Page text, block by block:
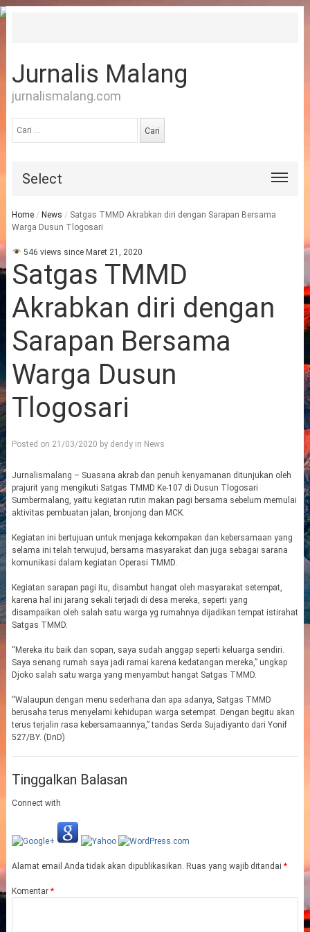
Jurnalis Malang
jurnalismalang.com
untuk:
Select
Home / News / Satgas TMMD Akrabkan diri dengan Sarapan Bersama
Warga Dusun Tlogosari
546 views since Maret 21, 2020
Satgas TMMD
Akrabkan diri dengan
Sarapan Bersama
Warga Dusun
Tlogosari
Posted on 21/03/2020 by dendyin News
Jurnalismalang – Suasana akrab dan penuh kenyamanan ditunjukan oleh
prajurit yang mengikuti Satgas TMMD Ke-107 di Dusun Tlogosari
Sumbermalang, yaitu kegiatan rutin makan pagi bersama sebelum memulai
aktivitas pembuatan jalan, bronjong dan MCK.
Kegiatan ini bertujuan untuk menjaga kekompakan dan kebersamaan yang
selama ini telah terwujud, bersama masyarakat dan juga sebagai sarana
komunikasi dalam kegiatan Operasi TMMD.
Kegiatan sarapan pagi itu, disambut hangat oleh masyarakat setempat,
karena hal ini jarang sekali terjadi di desa mereka, seperti yang
disampaikan oleh salah satu warga yg rumahnya dijadikan tempat istirahat
Satgas TMMD.
“Mereka itu baik dan sopan, saya sudah anggap seperti keluarga sendiri.
Saya senang rumah saya jadi ramai karena kedatangan mereka,” ungkap
Djoko salah satu warga yang menyambut hangat Satgas TMMD.
“Walaupun dengan menu sederhana dan apa adanya, Satgas TMMD
berusaha terus menyelami kehidupan warga setempat. Dengan begitu akan
terus terjalin rasa kebersamaannya,” tandas Serda Sujadiyanto dari Yonif
527/BY. (DnD)
Tinggalkan Balasan
Connect with
Alamat email Anda tidak akan dipublikasikan. Ruas yang wajib ditandai *
Komentar *